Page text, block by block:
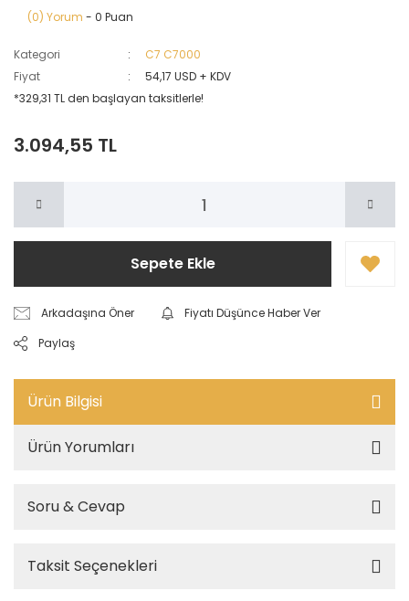
(0) Yorum - 0 Puan
Kategori
C7 C7000
Fiyat
54,17 USD + KDV
*329,31 TL den başlayan taksitlerle!
3.094,55 TL
Sepete Ekle
Arkadaşına Öner
Fiyatı Düşünce Haber Ver
Paylaş
Ürün Bilgisi
Ürün Yorumları
Soru & Cevap
Taksit Seçenekleri